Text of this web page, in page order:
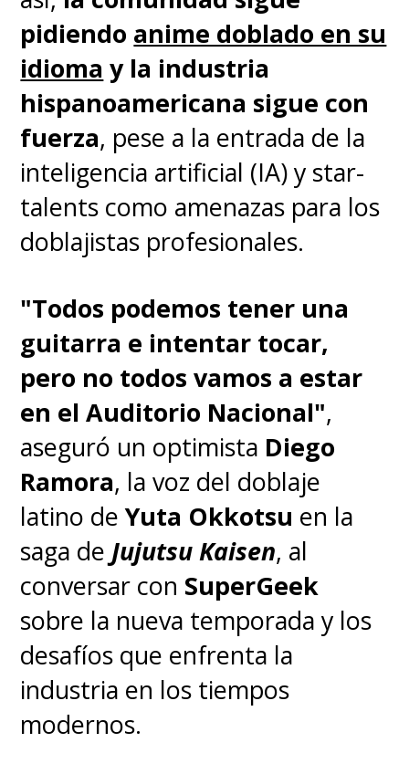
odiables. Cometen fechorías
más allá de lo funable y sus
"sueños" van en línea con
tiranos y genocidas. Sus diseños
ayudan a odiarlos aún más y, en
muchos casos, también sus risas.
"Crocodile"es el primer gran
enorme poder se nota
fácilmente, pues derrota al
protagonista de la serie más de
una vez. Además, engañó a toda
una nación para que se mataran
entre ellos. ¿Cómo
sobreponerse a lo que parece
imposible? Con ingenio, una
pelea épica y la Sinfonía 9 de
Dvořák de fondo.
pidiendo anime doblado en su
idioma y la industria
hispanoamericana sigue con
fuerza, pese a la entrada de la
inteligencia artificial (IA) y star-
talents como amenazas para los
doblajistas profesionales.
"Todos podemos tener una
guitarra e intentar tocar,
pero no todos vamos a estar
en el Auditorio Nacional",
aseguró un optimista Diego
Ramora, la voz del doblaje
latino deYuta Okkotsu en la
saga de Jujutsu Kaisen, al
conversar con SuperGeek
sobre la nueva temporada y los
desafíos que enfrenta la
industria en los tiempos
modernos.